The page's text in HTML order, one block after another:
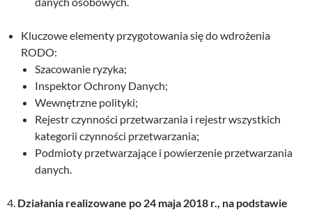
Kluczowe elementy przygotowania się do wdrożenia
RODO:
Szacowanie ryzyka;
Inspektor Ochrony Danych;
Wewnętrzne polityki;
Rejestr czynności przetwarzania i rejestr wszystkich
kategorii czynności przetwarzania;
Podmioty przetwarzające i powierzenie przetwarzania
danych.
4. Działania realizowane po 24 maja 2018 r., na podstawie